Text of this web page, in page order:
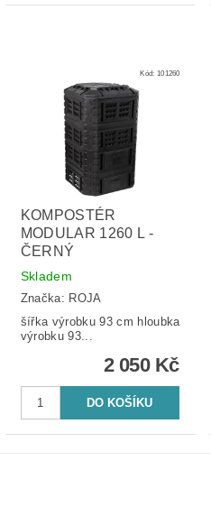
Kód: 101260
KOMPOSTÉR
MODULAR 1260 L -
ČERNÝ
Skladem
Značka: ROJA
šířka výrobku 93 cm hloubka
výrobku 93...
2 050 Kč